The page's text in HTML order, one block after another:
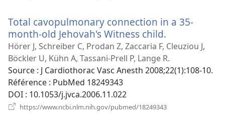
fenêtre)
Total cavopulmonary connection in a 35-
month-old Jehovah's Witness child.
une
nouvelle
fenêtre)
Hörer J, Schreiber C, Prodan Z, Zaccaria F, Cleuziou J,
Böckler U, Kühn A, Tassani-Prell P, Lange R.
Source ‎: J Cardiothorac Vasc Anesth 2008;22(1):108-10.
Référence ‎: PubMed 18249343
DOI ‎: 10.1053/j.jvca.2006.11.022
https://www.ncbi.nlm.nih.gov/pubmed/18249343